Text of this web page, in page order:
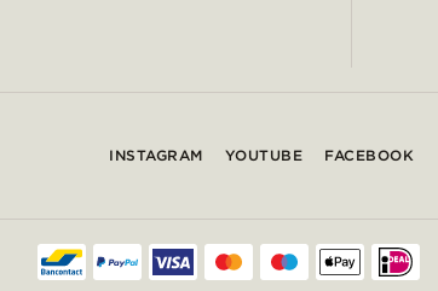
INSTAGRAM YOUTUBE FACEBOOK